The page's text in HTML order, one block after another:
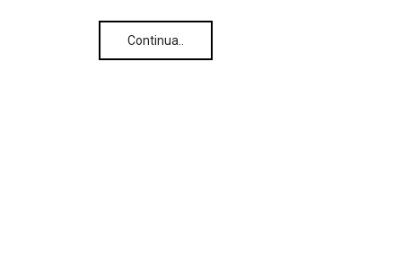
Continua..